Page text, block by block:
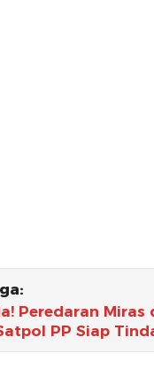
Peredaran
PP Siap